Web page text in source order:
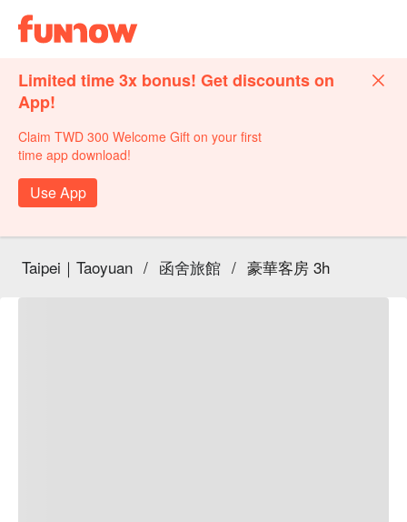
Limited time 3x bonus! Get discounts on
App!
Claim TWD 300 Welcome Gift on your first
time app download!
Use App
Taipei｜Taoyuan / 函舍旅館 / 豪華客房 3h